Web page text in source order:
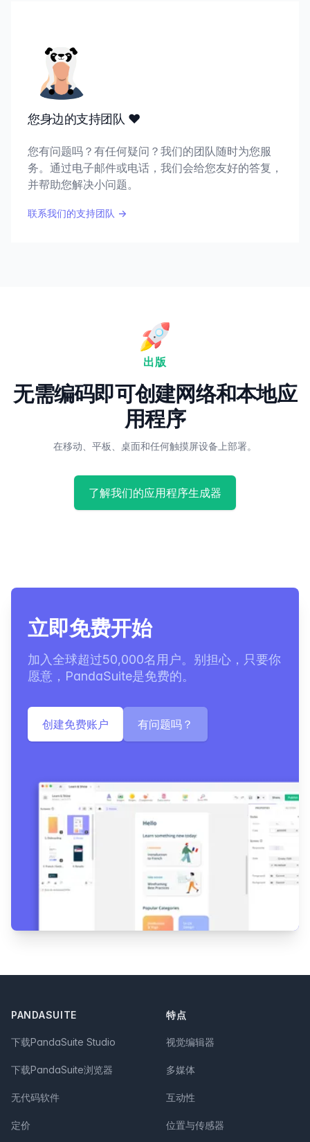
您身边的支持团队 ♥️
您有问题吗？有任何疑问？我们的团队随时为您服
务。通过电子邮件或电话，我们会给您友好的答复，
并帮助您解决小问题。
联系我们的支持团队 →
出版
无需编码即可创建网络和本地应
用程序
在移动、平板、桌面和任何触摸屏设备上部署。
了解我们的应用程序生成器
立即免费开始
加入全球超过50,000名用户。别担心，只要你
愿意，PandaSuite是免费的。
创建免费账户 有问题吗？
PANDASUITE
下载PandaSuite Studio
下载PandaSuite浏览器
无代码软件
定价
特点
视觉编辑器
多媒体
互动性
位置与传感器